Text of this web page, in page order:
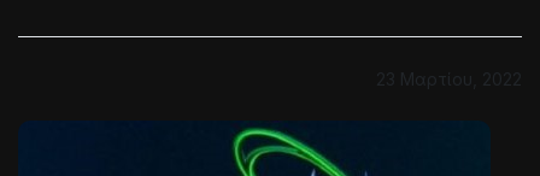
23 Μαρτίου, 2022